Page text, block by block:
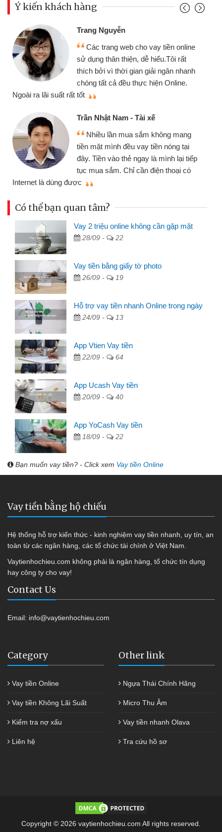
Ý kiến khách hàng
Trang Nguyễn
Các trang web cho vay tiền online
sử dụng thân thiện, dễ hiểu.Tôi rất
thích bởi vì thời gian giải ngân nhanh
chóng tất cả đều thực hiện Online.
Ngoài ra lãi suất rất tốt
Trần Nhật Nam - Tài xế
Nhiều lần mua sắm không mang
tiền mặt mình đều vay tiền nóng tại
đây. Tiền vào thẻ ngay là mình lại tiếp
tục mua sắm. Chỉ cần điện thoại có
Internet là dùng được
Có thể bạn quan tâm?
Vay 2 triệu online không cần gặp mặt
28/09 - 22
Vay tiền bằng giấy tờ photo
26/09 - 19
Hỗ trợ vay tiền nhanh Online trong ngày
24/09 - 13
App Vtien Vay tiền
22/09 - 64
App Ucash Vay tiền
20/09 - 40
App YoCash Vay tiền
18/09 - 22
Bạn muốn vay tiền? - Click xem Vay tiền Online
Vay tiền bằng hộ chiếu
Hệ thống hỗ trợ kiến thức - kinh nghiệm vay tiền nhanh, uy tín, an
toàn từ các ngân hàng, các tổ chức tài chính ở Việt Nam.
Vaytienhochieu.com không phải là ngân hàng, tổ chức tín dụng
hay công ty cho vay!
Contact Us
Email: info@vaytienhochieu.com
Category
Vay tiền Online
Vay tiền Không Lãi Suất
Kiểm tra nợ xấu
Liên hệ
Other link
Ngựa Thái Chính Hãng
Micro Thu Âm
Vay tiền nhanh Olava
Tra cứu hồ sơ
Copyright © 2026 vaytienhochieu.com All rights reserved.